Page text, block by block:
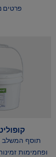
פרטים
קופוליט
תוסף המשלב
ופחמימות